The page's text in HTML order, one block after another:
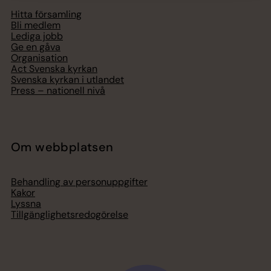
Hitta församling
Bli medlem
Lediga jobb
Ge en gåva
Organisation
Act Svenska kyrkan
Svenska kyrkan i utlandet
Press – nationell nivå
Om webbplatsen
Behandling av personuppgifter
Kakor
Lyssna
Tillgänglighetsredogörelse